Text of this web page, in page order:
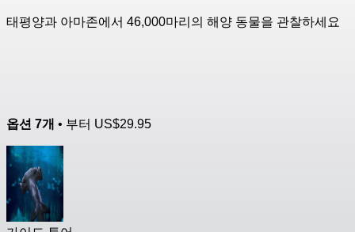
태평양과 아마존에서 46,000마리의 해양 동물을 관찰하세요
옵션 7개 • 부터 US$29.95